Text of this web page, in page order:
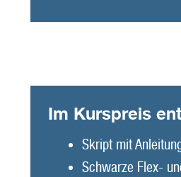
Im Kurspreis
Skript mit
Schwarze Flex-